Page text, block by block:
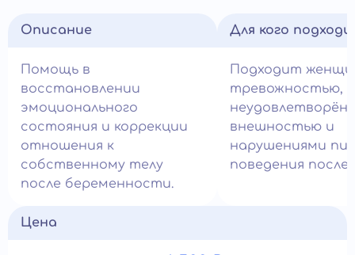
Описание
Помощь в
восстановлении
эмоционального
состояния и коррекции
отношения к
собственному телу
после беременности.
Для кого
Подходит
тревожностью,
внешностью и
нарушениями
поведения после
Цена